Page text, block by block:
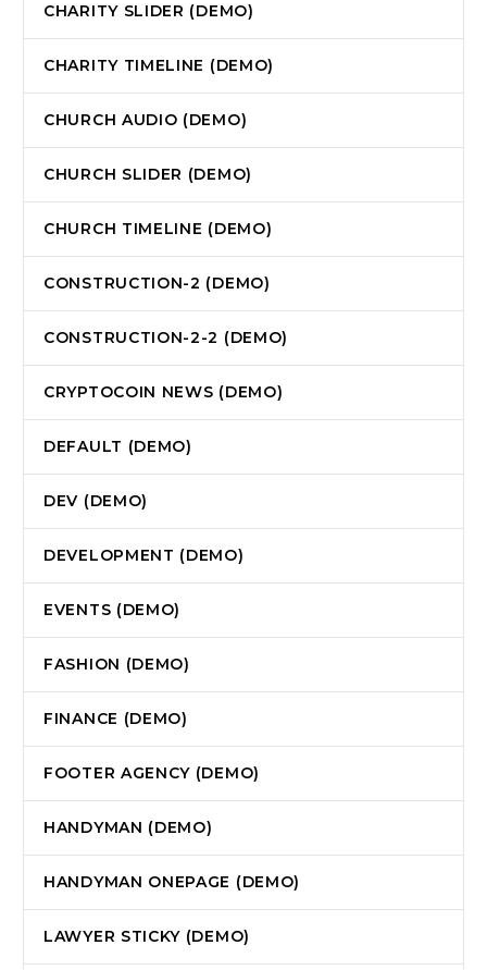
CHARITY SLIDER (DEMO)
CHARITY TIMELINE (DEMO)
CHURCH AUDIO (DEMO)
CHURCH SLIDER (DEMO)
CHURCH TIMELINE (DEMO)
CONSTRUCTION-2 (DEMO)
CONSTRUCTION-2-2 (DEMO)
CRYPTOCOIN NEWS (DEMO)
DEFAULT (DEMO)
DEV (DEMO)
DEVELOPMENT (DEMO)
EVENTS (DEMO)
FASHION (DEMO)
FINANCE (DEMO)
FOOTER AGENCY (DEMO)
HANDYMAN (DEMO)
HANDYMAN ONEPAGE (DEMO)
LAWYER STICKY (DEMO)